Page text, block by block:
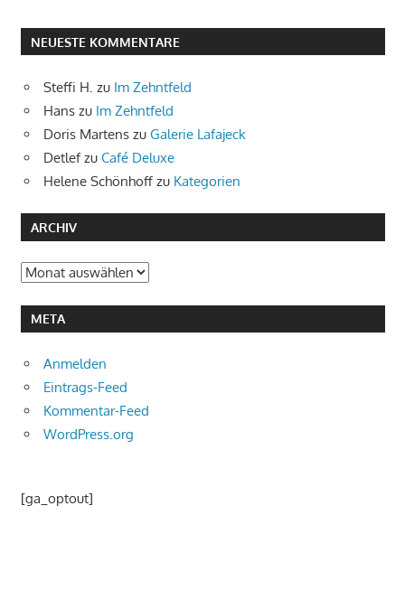
NEUESTE KOMMENTARE
Steffi H. zu Im Zehntfeld
Hans zu Im Zehntfeld
Doris Martens zu Galerie Lafajeck
Detlefzu Café Deluxe
Helene Schönhoff zu Kategorien
ARCHIV
Archiv
META
Anmelden
Eintrags-Feed
Kommentar-Feed
WordPress.org
[ga_optout]